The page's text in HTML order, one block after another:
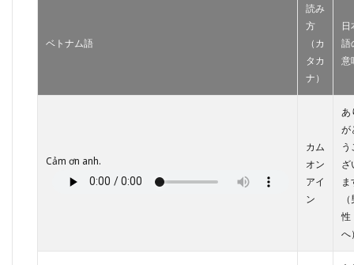
ベトナム語
読み
方
（カ
タカ
ナ）
日
語
意
Cảm ơn anh.
カム
オン
アイ
ン
あ
が
う
ざ
ま
性
へ